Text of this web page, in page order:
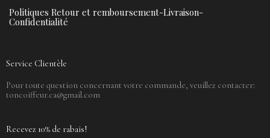
Politiques Retour et remboursement-Livraison-
Confidentialité
Service Clientèle
Pour toute question concernant votre commande, veuillez contacter:
toncoiffeur.ca@gmail.com
Recevez 10% de rabais!